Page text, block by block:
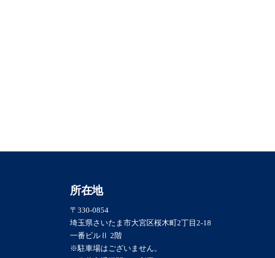
所在地
〒330-0854
埼玉県さいたま市大宮区桜木町2丁目2-18
一番ビルⅡ 2階
※駐車場はございません。